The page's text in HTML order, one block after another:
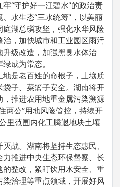
“守护好一江碧水”的政治责
水生态“三水统筹”，以美丽
湖总磷攻坚，强化水华风险
治，加快城市和工业园区雨污
级改造，加强黑臭水体治
成为常态。
地是老百姓的命根子，土壤质
子、菜篮子安全。湖南将开
，推进农用地重金属污染溯源
两公”用地风险管控，持续开
里范围内化工腾退地块土壤
战。湖南将坚持生态惠民、
推进中央生态环保督察、长
整改，紧盯饮用水安全、重
治理等重点领域，开展好风